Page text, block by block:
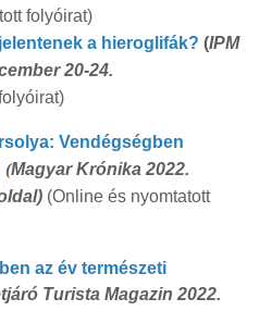
folyóirat)
a hieroglifák? (IPM
20-24.
Vendégségben
(Magyar Krónika 2022.
(Online és nyomtatott
az év természeti
Turista Magazin 2022.